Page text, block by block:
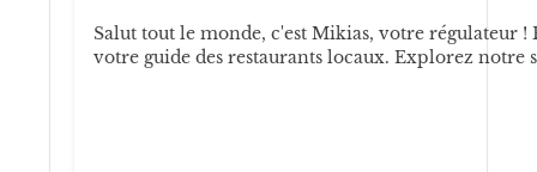
Salut tout le monde, c'est Mikias, votre régulateur
votre guide des restaurants locaux. Explorez notre